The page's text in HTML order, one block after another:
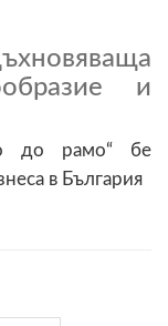
и
до рамо“ бе
в България